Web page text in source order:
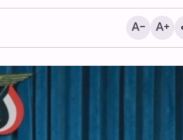
İran’da Tekfirci Örgütlere